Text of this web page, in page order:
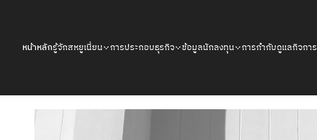
หน้าหลักรู้จักสหยูเนี่ยน การประกอบธุรกิจ ข้อมูลนักลงทุน การกำกับดูแลกิจการ